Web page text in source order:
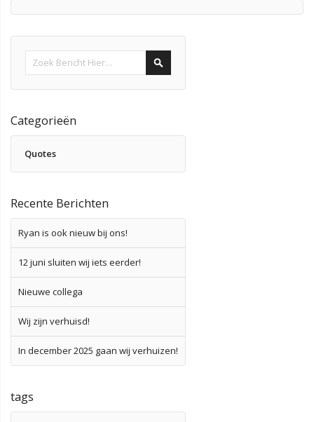
Search
Categorieën
Quotes
Recente Berichten
Ryan is ook nieuw bij ons!
12 juni sluiten wij iets eerder!
Nieuwe collega
Wij zijn verhuisd!
In december 2025 gaan wij verhuizen!
tags